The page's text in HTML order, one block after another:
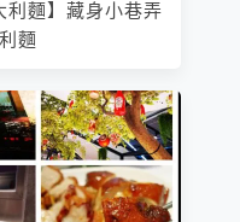
麵】藏身小巷弄
麵